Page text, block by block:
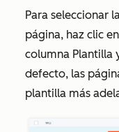
Para seleccionar
página, haz clic
columna Plantilla
defecto, las
plantilla más